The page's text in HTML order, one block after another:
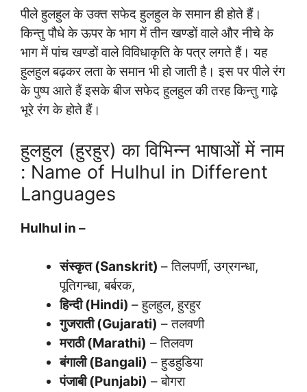
पीले हुलहुल के उक्त सफेद हुलहुल के समान ही होते हैं।
किन्तु पौधे के ऊपर के भाग में तीन खण्डों वाले और नीचे के
भाग में पांच खण्डों वाले विविधाकृति के पत्र लगते हैं। यह
हुलहुल बढ़कर लता के समान भी हो जाती है। इस पर पीले रंग
के पुष्प आते हैं इसके बीज सफेद हुलहुल की तरह किन्तु गाढ़े
भूरे रंग के होते हैं।
हुलहुल (हुरहुर) का विभिन्न भाषाओं में नाम
: Name of Hulhul in Different
Languages
Hulhul in –
संस्कृत (Sanskrit) – तिलपर्णी, उग्रगन्धा,
पूतिगन्धा, बर्बरक,
हिन्दी (Hindi) – हुलहुल, हुरहुर
गुजराती (Gujarati) – तलवणी
मराठी (Marathi) – तिलवण
बंगाली (Bangali) – हुडहुडिया
पंजाबी (Punjabi) – बोगरा